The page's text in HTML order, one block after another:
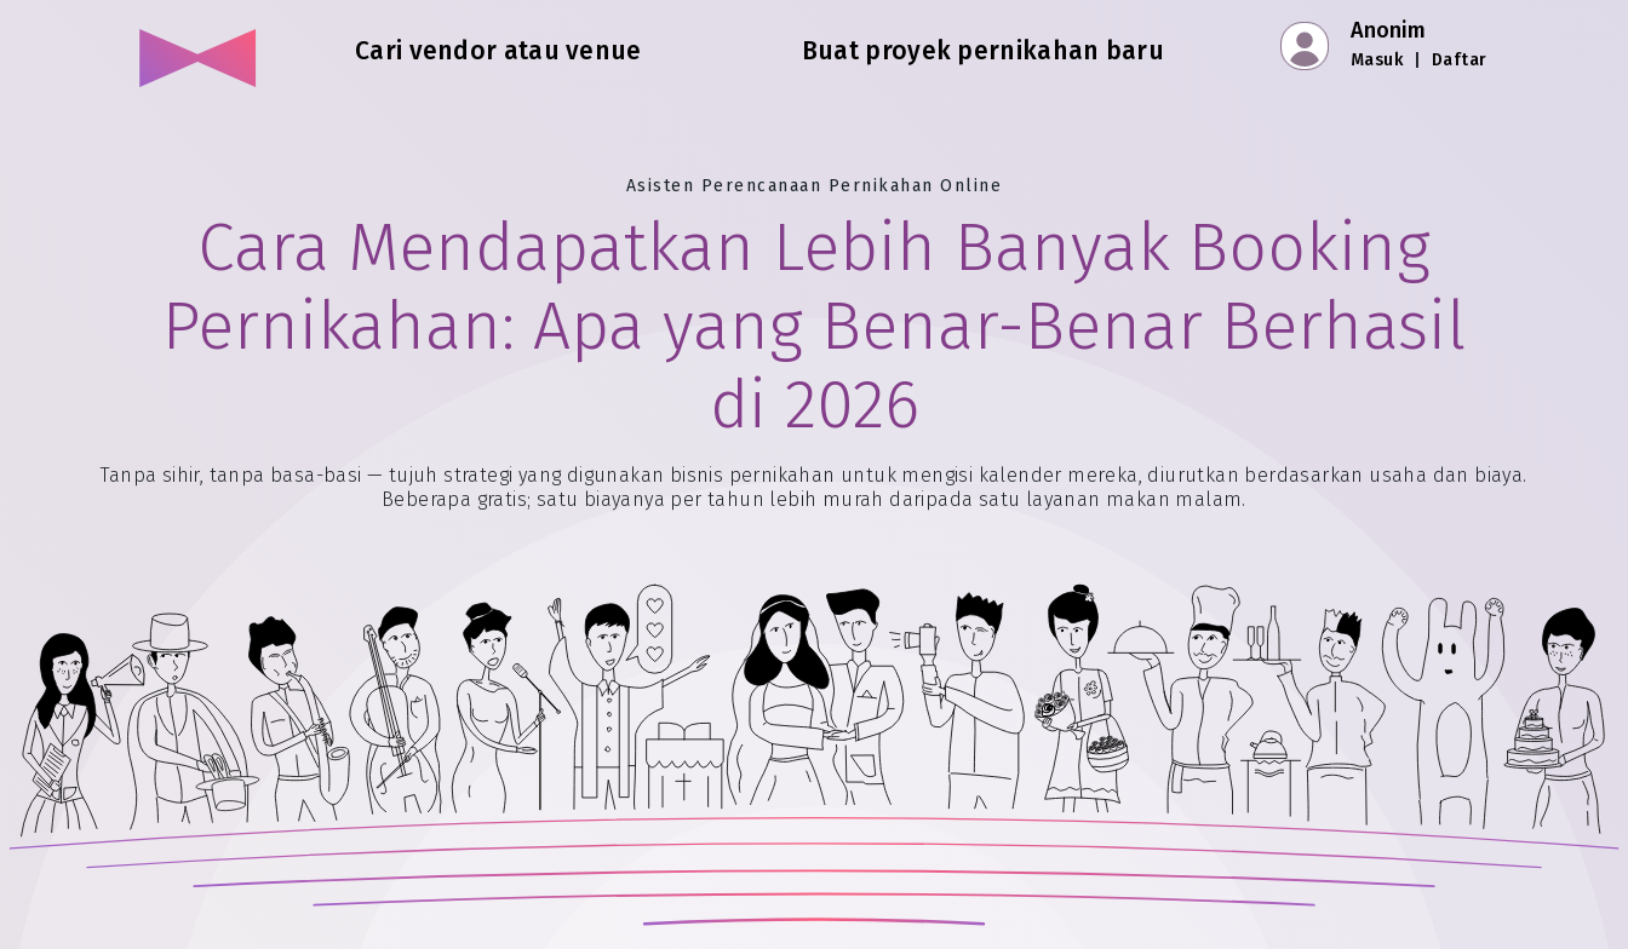
Cari vendor atau venue Buat proyek pernikahan baru
Anonim
Masuk Daftar
Asisten Perencanaan Pernikahan Online
Cara Mendapatkan Lebih Banyak Booking
Pernikahan: Apa yang Benar-Benar Berhasil
di 2026
Tanpa sihir, tanpa basa-basi — tujuh strategi yang digunakan bisnis pernikahan untuk mengisi kalender mereka, diurutkan berdasarkan usaha dan biaya.
Beberapa gratis; satu biayanya per tahun lebih murah daripada satu layanan makan malam.